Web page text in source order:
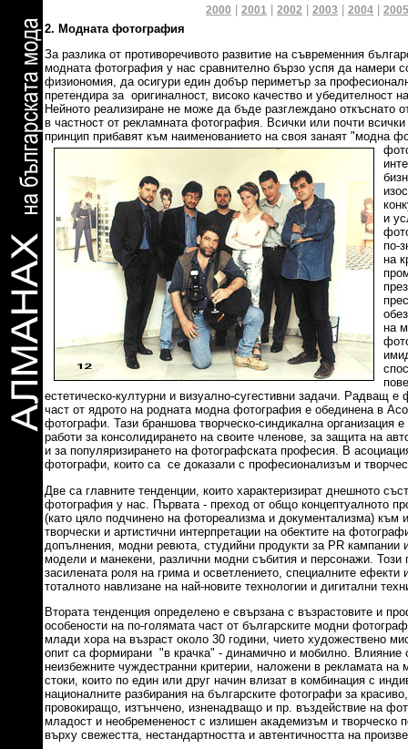
2000 2001 2002 2003 2004
2. Модната фотография
За разлика от противоречивото развитие на съвременния
модната фотография у нас сравнително бързо успя да намери
физиономия, да осигури един добър периметър за
претендира за оригиналност, високо качество и убедителност
Нейното реализиране не може да бъде разглеждано откъснато
в частност от рекламната фотография. Всички или почти
принцип прибавят към наименованието на своя занаят "модна
и
по-
на
на
естетическо-културни и визуално-сугестивни задачи. Радващ е
част от ядрото на родната модна фотография е обединена в
фотографи. Тази браншова творческо-синдикална организация
работи за консолидирането на своите членове, за защита на
и за популяризирането на фотографската професия. В
фотографи, които са се доказали с професионализъм и
Две са главните тенденции, които характеризират днешното
фотография у нас. Първата - преход от общо концептуалното
(като цяло подчинено на фотореализма и документализма) към
творчески и артистични интерпретации на обектите на
допълнения, модни ревюта, студийни продукти за PR кампании
модели и манекени, различни модни събития и персонажи. Този
засилената роля на грима и осветлението, специалните ефекти
тоталното навлизане на най-новите технологии и дигитални
Втората тенденция определено е свързана с възрастовите и
особености на по-голямата част от българските модни
млади хора на възраст около 30 години, чието художествено
опит са формирани "в крачка" - динамично и мобилно. Влияние
неизбежните чуждестранни критерии, наложени в рекламата на
стоки, които по един или друг начин влизат в комбинация с
националните разбирания на българските фотографи за
провокиращо, изтънчено, изненадващо и пр. въздействие на
младост и необремененост с излишен академизъм и творческо
върху свежестта, нестандартността и автентичността на